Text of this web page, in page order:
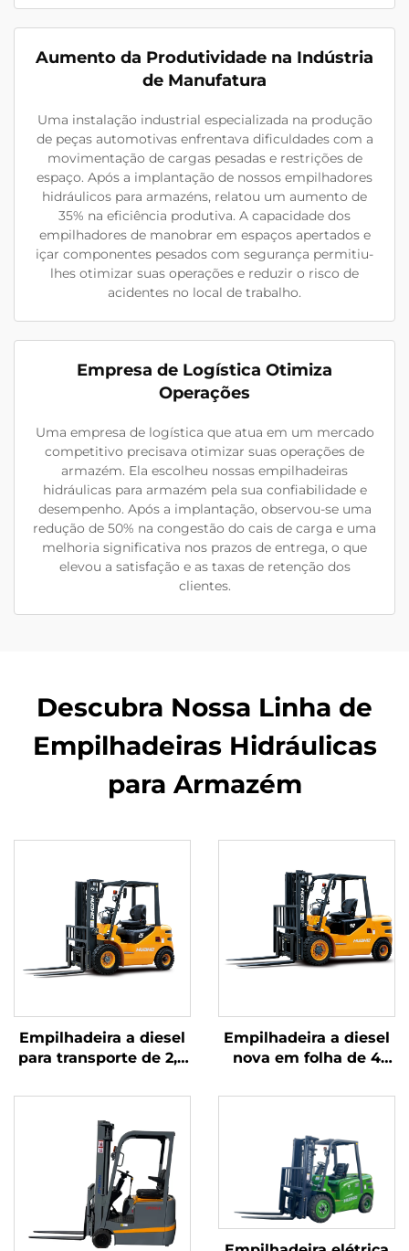
Aumento da Produtividade na Indústria
de Manufatura
Uma instalação industrial especializada na produção
de peças automotivas enfrentava dificuldades com a
movimentação de cargas pesadas e restrições de
espaço. Após a implantação de nossos empilhadores
hidráulicos para armazéns, relatou um aumento de
35% na eficiência produtiva. A capacidade dos
empilhadores de manobrar em espaços apertados e
içar componentes pesados com segurança permitiu-
lhes otimizar suas operações e reduzir o risco de
acidentes no local de trabalho.
Empresa de Logística Otimiza
Operações
Uma empresa de logística que atua em um mercado
competitivo precisava otimizar suas operações de
armazém. Ela escolheu nossas empilhadeiras
hidráulicas para armazém pela sua confiabilidade e
desempenho. Após a implantação, observou-se uma
redução de 50% na congestão do cais de carga e uma
melhoria significativa nos prazos de entrega, o que
elevou a satisfação e as taxas de retenção dos
clientes.
Descubra Nossa Linha de
Empilhadeiras Hidráulicas
para Armazém
Empilhadeira a diesel
para transporte de 2,5
mercadorias, com
operação simples e
descarga até 4 m
Empilhadeira a diesel
nova em folha de 4
japonês ISUZU de alta